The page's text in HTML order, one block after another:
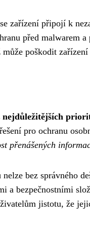
zařízení připojí k
před malwarem
poškodit
nejdůležitějších
pro ochranu
přenášených
bez správného
a bezpečnostními
jistotu, že